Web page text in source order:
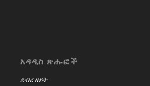
አዳዲስ ጽሑፎች
ደብረ ዘይት